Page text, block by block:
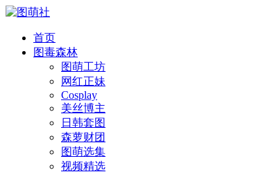
首页
图毒森林
图萌工坊
网红正妹
Cosplay
美丝博主
日韩套图
森萝财团
图萌选集
视频精选